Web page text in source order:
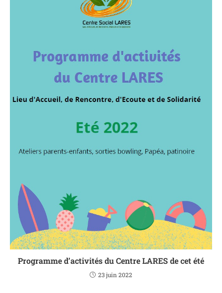
Programme d’activités du Centre LARES de cet été
23 juin 2022